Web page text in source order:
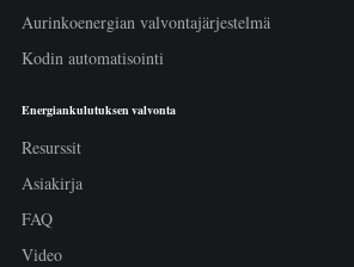
Aurinkoenergian valvontajärjestelmä
Kodin automatisointi
Energiankulutuksen valvonta
Resurssit
Asiakirja
FAQ
Video